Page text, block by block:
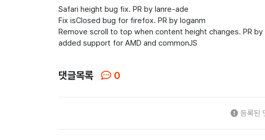
Safari height bug fix. PR by lanre-ade
Fix isClosed bug for firefox. PR by loganm
Remove scroll to top when content height changes. PR by
added support for AMD and commonJS
댓글목록 0
등록된